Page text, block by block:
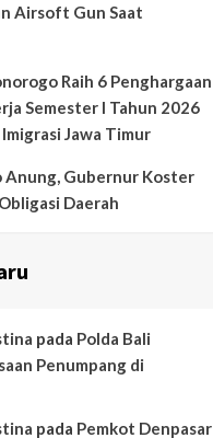
Airsoft Gun Saat
Raih 6 Penghargaan
Semester I Tahun 2026
Jawa Timur
Anung, Gubernur Koster
Daerah
pada Polda Bali
Penumpang di
pada Pemkot Denpasar